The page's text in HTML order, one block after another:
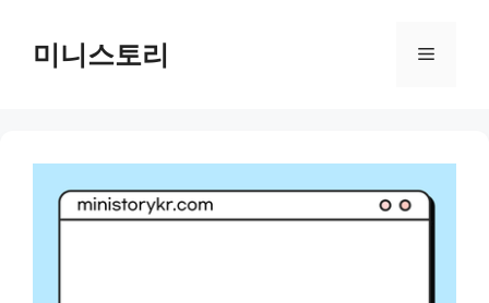
content미니스토리 Menu